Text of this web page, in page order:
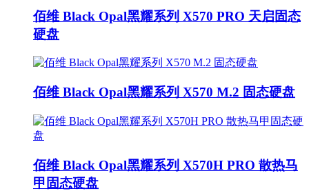
佰维 Black Opal黑耀系列 X570 PRO 天启固态
硬盘
佰维 Black Opal黑耀系列 X570 M.2 固态硬盘
佰维 Black Opal黑耀系列 X570H PRO 散热马
甲固态硬盘